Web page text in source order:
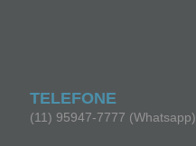
TELEFONE
(11) 95947-7777 (Whatsapp)